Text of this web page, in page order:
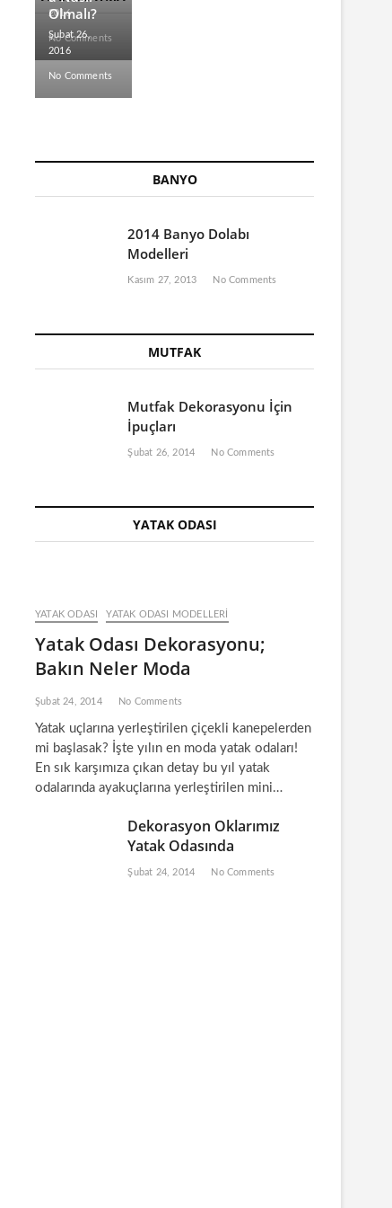
2016
No Comments
Olmalı?
Şubat 26,
2016
No Comments
BANYO
2014 Banyo Dolabı
Modelleri
Kasım 27, 2013 No Comments
MUTFAK
Mutfak Dekorasyonu İçin
İpuçları
Şubat 26, 2014 No Comments
YATAK ODASI
YATAK ODASI YATAK ODASI MODELLERI
Yatak Odası Dekorasyonu;
Bakın Neler Moda
Şubat 24, 2014 No Comments
Yatak uçlarına yerleştirilen çiçekli kanepelerden
mi başlasak? İşte yılın en moda yatak odaları!
En sık karşımıza çıkan detay bu yıl yatak
odalarında ayakuçlarına yerleştirilen mini…
Dekorasyon Oklarımız
Yatak Odasında
Şubat 24, 2014 No Comments